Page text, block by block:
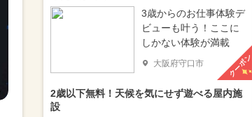
3歳からのお仕事体験デ
ビューも叶う！ここに
しかない体験が満載
大阪府守口市 クーポン
2歳以下無料！天候を気にせず遊べる屋内施
設